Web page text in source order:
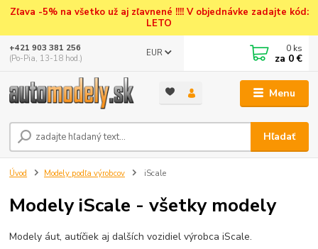
Zľava -5% na všetko už aj zľavnené !!!! V objednávke zadajte kód:
LETO
Menu
EUR
Hľadať
+421 903 381 256
(Po-Pia, 13-18 hod.)
0 ks
za 0 €
Úvod Modely podľa výrobcov iScale
Modely iScale - všetky modely
Modely áut, autíčiek aj dalších vozidiel výrobca iScale.